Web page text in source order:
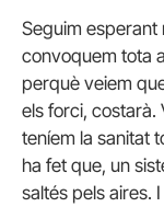
Seguim esperant
convoquem tota
perquè veiem
els forci, costarà.
teníem la sanitat
ha fet que, un
saltés pels aires.